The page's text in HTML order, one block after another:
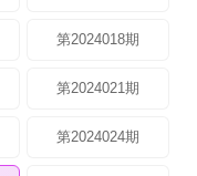
第2024018期
第2024021期
第2024024期